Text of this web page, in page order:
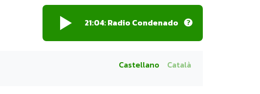
21:04:Radio Condenado
Castellano Català